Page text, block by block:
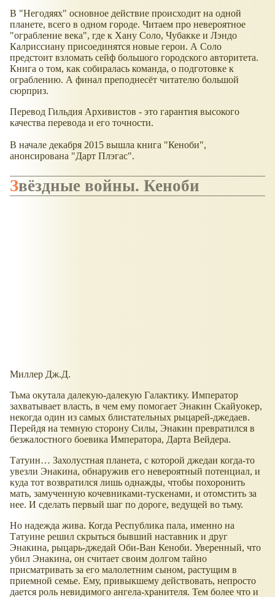
В "Негодяях" основное действие происходит на одной
планете, всего в одном городе. Читаем про невероятное
"ограбление века", где к Хану Соло, Чубакке и Лэндо
Калриссиану присоединятся новые герои. А Соло
предстоит взломать сейф большого городского авторитета.
Книга о том, как собиралась команда, о подготовке к
ограблению. А финал преподнесёт читателю большой
сюрприз.
Перевод Гильдия Архивистов - это гарантия высокого
качества перевода и его точности.
В начале декабря 2015 вышла книга "Кеноби",
анонсирована "Дарт Плэгас".
Звёздные войны. Кеноби
Миллер Дж.Д.
Тьма окутала далекую-далекую Галактику. Император
захватывает власть, в чем ему помогает Энакин Скайуокер,
некогда один из самых блистательных рыцарей-джедаев.
Перейдя на темную сторону Силы, Энакин превратился в
безжалостного боевика Императора, Дарта Вейдера.
Татуин… Захолустная планета, с которой джедаи когда-то
увезли Энакина, обнаружив его невероятный потенциал, и
куда тот возвратился лишь однажды, чтобы похоронить
мать, замученную кочевниками-тускенами, и отомстить за
нее. И сделать первый шаг по дороге, ведущей во тьму.
Но надежда жива. Когда Республика пала, именно на
Татуине решил скрыться бывший наставник и друг
Энакина, рыцарь-джедай Оби-Ван Кеноби. Уверенный, что
убил Энакина, он считает своим долгом тайно
присматривать за его малолетним сыном, растущим в
приемной семье. Ему, привыкшему действовать, непросто
дается роль невидимого ангела-хранителя. Тем более что и